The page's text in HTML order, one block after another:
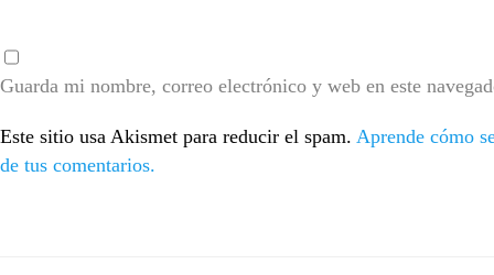
Guarda mi nombre, correo electrónico y web en este
Este sitio usa Akismet para reducir el spam. Aprende cómo
de tus comentarios.